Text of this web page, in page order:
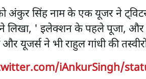
अंकुर सिंह नाम के एक यूजर ने
लिखा, ' इलेक्शन के पहले पूजा, और
यूजर्स ने भी राहुल गांधी की
iAnkurSingh/